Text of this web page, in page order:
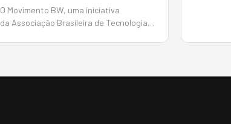
O Movimento BW, uma iniciativa
da Associação Brasileira de Tecnologia